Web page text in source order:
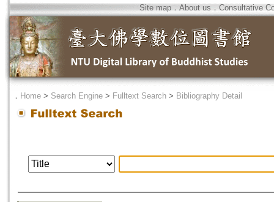
Site map．About us ． Consultative
． Home > Search Engine > Fulltext Search > Bibliography Detail